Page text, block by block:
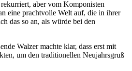
aber vom Komponisten
eine prachtvolle Welt auf, die in ihrer
das so an, als würde bei den
Walzer machte klar, dass erst mit
um den traditionellen Neujahrsgruß